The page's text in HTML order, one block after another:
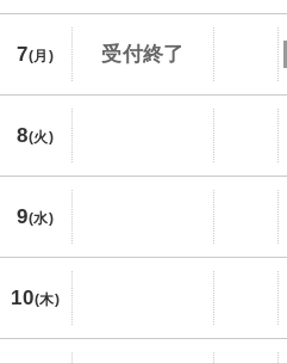
7(月) 受付終了
8(火)
9(水)
10(木)